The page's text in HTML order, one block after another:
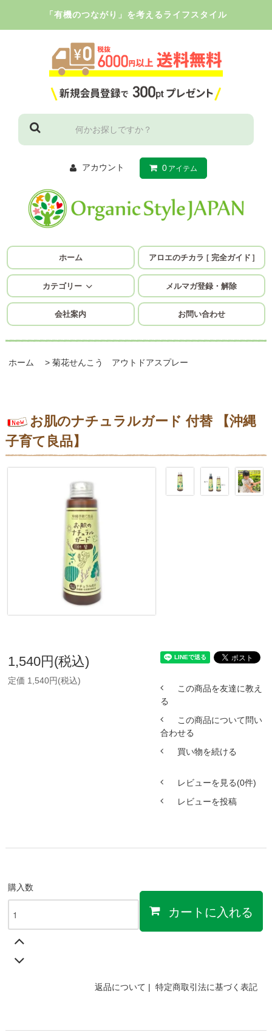
「有機のつながり」を考えるライフスタイル
アカウント 0 アイテム
ホーム アロエのチカラ［完全ガイド］
カテゴリー メルマガ登録・解除
会社案内 お問い合わせ
ホーム > 菊花せんこう アウトドアスプレー
お肌のナチュラルガード 付替 【沖縄
子育て良品】
1,540円(税込)
定価 1,540円(税込)
この商品を友達に教え
る
この商品について問い
合わせる
買い物を続ける
レビューを見る(0件)
レビューを投稿
購入数
カートに入れる
返品について |特定商取引法に基づく表記